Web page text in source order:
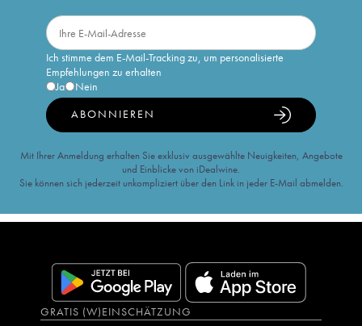
Ich stimme dem E-Mail-Tracking zu, um personalisierte
Empfehlungen zu erhalten
Ja
Nein
ABONNIEREN
Mit Ihrer Anmeldung erhalten Sie exklusiv ausgewählte Neuigkeiten, Angebote
und Einblicke von iDealwine.
Sie können sich jederzeit unkompliziert über den Link in jeder E-Mail abmelden.
GRATIS (W)EINSCHÄTZUNG